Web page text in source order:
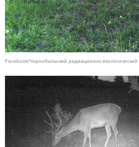
Facebook/Чорнобыльский радиационно-